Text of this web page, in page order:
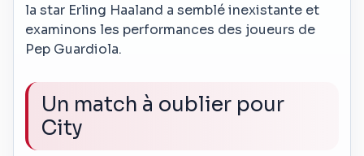
la star Erling Haaland a semblé inexistante et
examinons les performances des joueurs de
Pep Guardiola.
Un match à oublier pour
City